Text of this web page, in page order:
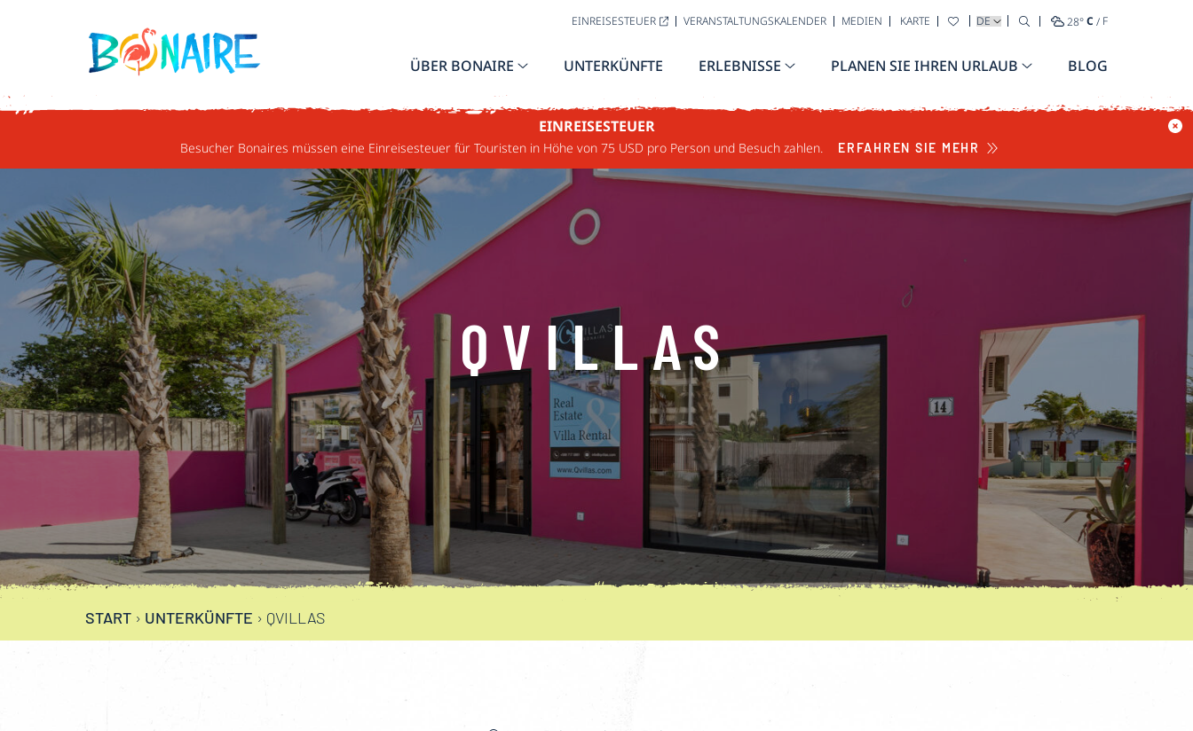
EINREISESTEUER VERANSTALTUNGSKALENDER MEDIEN KARTE WÄHLEN SIE IHRE SPRACHE AUS
28°C / F
ÜBER BONAIRE UNTERKÜNFTE ERLEBNISSE PLANEN SIE IHREN URLAUB BLOG
EINREISESTEUER
Besucher Bonaires müssen eine Einreisesteuer für Touristen in Höhe von 75 USD pro Person und Besuch zahlen. ERFAHREN SIE MEHR
QVILLAS
START › UNTERKÜNFTE › QVILLAS